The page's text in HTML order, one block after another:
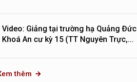
Video: Giảng tại trường hạ Quảng Đức
Khoá An cư kỳ 15 (TT Nguyên Trực,...
thêm